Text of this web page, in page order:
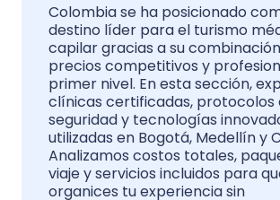
Colombia se ha posicionado
destino líder para el turismo
capilar gracias a su
precios competitivos y
primer nivel. En esta sección,
clínicas certificadas, protocolos
seguridad y tecnologías
utilizadas en Bogotá, Medellín y
Analizamos costos totales,
viaje y servicios incluidos para
organices tu experiencia sin